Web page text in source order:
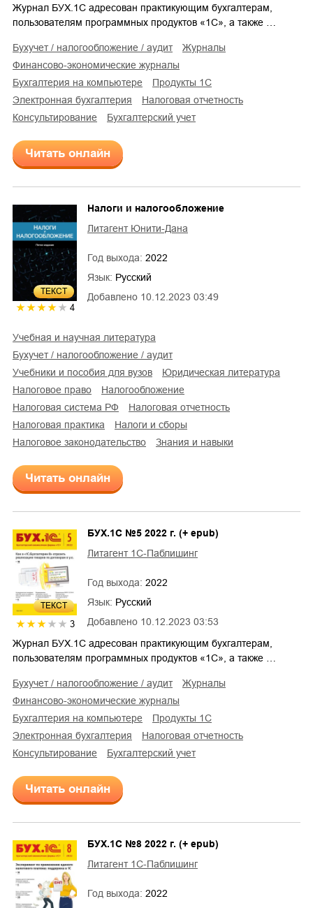
Журнал БУХ.1С адресован практикующим бухгалтерам,
пользователям программных продуктов «1С», а также …
бухучет / налогообложение / аудит
журналы
финансово-экономические журналы
бухгалтерия на компьютере
продукты 1С
электронная бухгалтерия
налоговая отчетность
консультирование
бухгалтерский учет
Читать онлайн
ТЕКСТ
4
Добавлено 10.12.2023 03:49
Налоги и налогообложение
Литагент Юнити-Дана
Год выхода: 2022
Язык: Русский
учебная и научная литература
бухучет / налогообложение / аудит
учебники и пособия для вузов
юридическая литература
налоговое право
налогообложение
налоговая система РФ
налоговая отчетность
налоговая практика
налоги и сборы
налоговое законодательство
знания и навыки
Читать онлайн
ТЕКСТ
3 Добавлено 10.12.2023 03:53
БУХ.1С №5 2022 г. (+ epub)
Литагент 1С-Паблишинг
Год выхода: 2022
Язык: Русский
Журнал БУХ.1С адресован практикующим бухгалтерам,
пользователям программных продуктов «1С», а также …
бухучет / налогообложение / аудит
журналы
финансово-экономические журналы
бухгалтерия на компьютере
продукты 1С
электронная бухгалтерия
налоговая отчетность
консультирование
бухгалтерский учет
Читать онлайн
БУХ.1С №8 2022 г. (+ epub)
Литагент 1С-Паблишинг
Год выхода: 2022